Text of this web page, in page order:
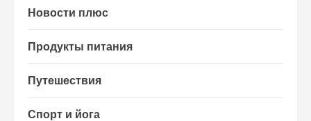
Новости плюс
Продукты питания
Путешествия
Спорт и йога